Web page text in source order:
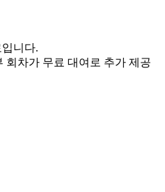
니다.
회차가 무료 대여로 추가 제공